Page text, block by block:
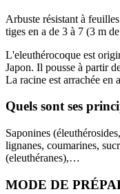
Arbuste résistant à
tiges en a de 3 à 7 (3 m
L'eleuthérocoque est
Japon. Il pousse à partir
La racine est arrachée en
Quels sont ses
Saponines
lignanes, coumarines,
(eleuthéranes),…
MODE DE